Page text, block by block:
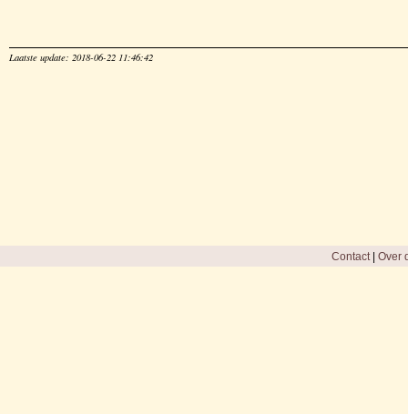
Laatste update: 2018-06-22 11:46:42
Contact| Over